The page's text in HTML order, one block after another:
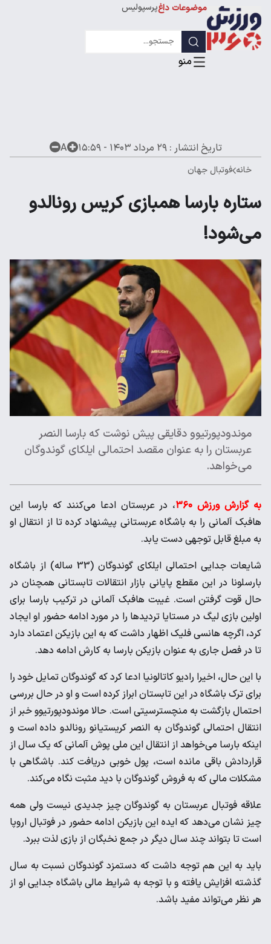
موضوعات داغپرسپولیس
لیگ قهرمانان
تاریخ انتشار :۲۹ مرداد ۱۴۰۳ - ۱۵:۵۹ A
خانه فوتبال جهان
ستاره بارسا همبازی کریس رونالدو
می‌شود!
موندودپورتیوو دقایقی پیش نوشت که بارسا النصر
عربستان را به عنوان مقصد احتمالی ایلکای گوندوگان
می‌خواهد.
به گزارش ورزش ۳۶۰
، در عربستان ادعا می‌کنند که بارسا این
هافبک آلمانی را به باشگاه عربستانی پیشنهاد کرده تا از انتقال او
به مبلغ قابل توجهی دست یابد.
شایعات جدایی احتمالی ایلکای گوندوگان (33 ساله) از باشگاه
بارسلونا در این مقطع پایانی بازار انتقالات تابستانی همچنان در
حال قوت گرفتن است. غیبت هافبک آلمانی در ترکیب بارسا برای
اولین بازی لیگ در مستایا تردیدها را در مورد ادامه حضور او ایجاد
کرد، اگرچه هانسی فلیک اظهار داشت که به این بازیکن اعتماد دارد
تا در فصل جاری به عنوان بازیکن بارسا به کارش ادامه دهد.
با این حال، اخیرا رادیو کاتالونیا ادعا کرد که گوندوگان تمایل خود را
برای ترک باشگاه در این تابستان ابراز کرده است و او در حال بررسی
احتمال بازگشت به منچسترسیتی است. حالا موندودپورتیوو خبر از
انتقال احتمالی گوندوگان به النصر کریستیانو رونالدو داده است و
اینکه بارسا می‌خواهد از انتقال این ملی پوش آلمانی که یک سال از
قراردادش باقی مانده است، پول خوبی دریافت کند. باشگاهی با
مشکلات مالی که به فروش گوندوگان با دید مثبت نگاه می‌کند.
علاقه فوتبال عربستان به گوندوگان چیز جدیدی نیست ولی همه
چیز نشان می‌دهد که ایده این بازیکن ادامه حضور در فوتبال اروپا
است تا بتواند چند سال دیگر در جمع نخبگان از بازی لذت ببرد.
باید به این هم توجه داشت که دستمزد گوندوگان نسبت به سال
گذشته افزایش یافته و با توجه به شرایط مالی باشگاه جدایی او از
هر نظر می‌تواند مفید باشد.